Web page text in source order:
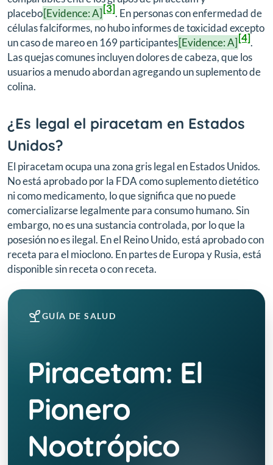
placebo[Evidence: A][3]. En personas con enfermedad de
células falciformes, no hubo informes de toxicidad excepto
un caso de mareo en 169 participantes[Evidence: A][4].
Las quejas comunes incluyen dolores de cabeza, que los
usuarios a menudo abordan agregando un suplemento de
colina.
¿Es legal el piracetam en Estados
Unidos?
El piracetam ocupa una zona gris legal en Estados Unidos.
No está aprobado por la FDA como suplemento dietético
ni como medicamento, lo que significa que no puede
comercializarse legalmente para consumo humano. Sin
embargo, no es una sustancia controlada, por lo que la
posesión no es ilegal. En el Reino Unido, está aprobado con
receta para el mioclono. En partes de Europa y Rusia, está
disponible sin receta o con receta.
GUÍA DE SALUD
Piracetam: El
Pionero
Nootrópico